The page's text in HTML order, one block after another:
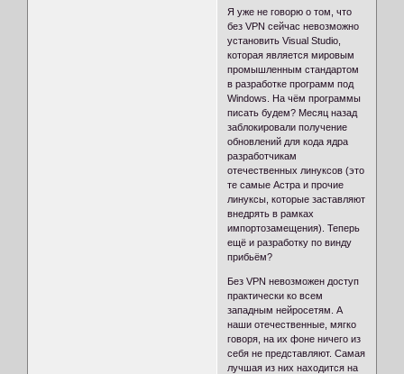
Я уже не говорю о том, что
без VPN сейчас невозможно
установить Visual Studio,
которая является мировым
промышленным стандартом
в разработке программ под
Windows. На чём программы
писать будем? Месяц назад
заблокировали получение
обновлений для кода ядра
разработчикам
отечественных линуксов (это
те самые Астра и прочие
линуксы, которые заставляют
внедрять в рамках
импортозамещения). Теперь
ещё и разработку по винду
прибьём?
Без VPN невозможен доступ
практически ко всем
западным нейросетям. А
наши отечественные, мягко
говоря, на их фоне ничего из
себя не представляют. Самая
лучшая из них находится на